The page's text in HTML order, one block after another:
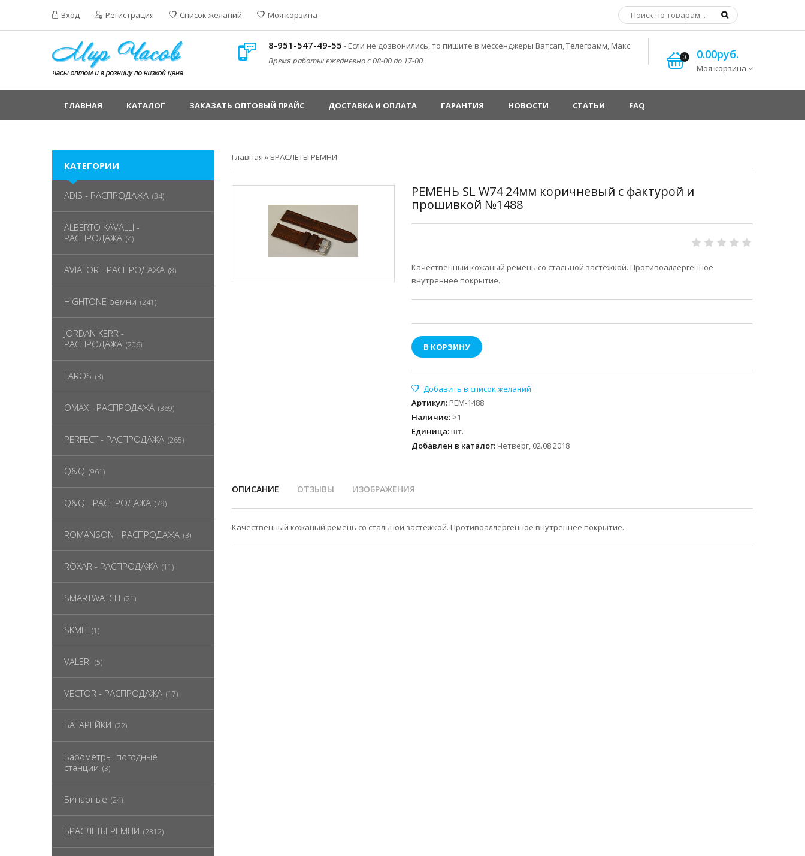
Вход Регистрация Список желаний Моя корзина
8-951-547-49-55 - Если не дозвонились, то пишите в мессенджеры Ватсап, Телеграмм, Макс
Время работы: ежедневно с 08-00 до 17-00
0 0.00руб.
Моя корзина
ГЛАВНАЯ КАТАЛОГ ЗАКАЗАТЬ ОПТОВЫЙ ПРАЙС ДОСТАВКА И ОПЛАТА ГАРАНТИЯ НОВОСТИ СТАТЬИ FAQ
Главная » БРАСЛЕТЫ РЕМНИ
РЕМЕНЬ SL W74 24мм коричневый с фактурой и
прошивкой №1488
Качественный кожаный ремень со стальной застёжкой. Противоаллергенное
внутреннее покрытие.
В КОРЗИНУ
Артикул: РЕМ-1488
Наличие: >1
Единица: шт.
Добавлен в каталог: Четверг, 02.08.2018
ОПИСАНИЕ ОТЗЫВЫ ИЗОБРАЖЕНИЯ
Качественный кожаный ремень со стальной застёжкой. Противоаллергенное внутреннее покрытие.
КАТЕГОРИИ
ADIS - РАСПРОДАЖА (34)
ALBERTO KAVALLI -
РАСПРОДАЖА (4)
AVIATOR - РАСПРОДАЖА (8)
HIGHTONE ремни (241)
JORDAN KERR -
РАСПРОДАЖА (206)
LAROS (3)
OMAX - РАСПРОДАЖА (369)
PERFECT - РАСПРОДАЖА (265)
Q&Q (961)
Q&Q - РАСПРОДАЖА (79)
ROMANSON - РАСПРОДАЖА (3)
ROXAR - РАСПРОДАЖА (11)
SMARTWATCH (21)
SKMEI (1)
VALERI (5)
VECTOR - РАСПРОДАЖА (17)
БАТАРЕЙКИ (22)
Барометры, погодные
станции (3)
Бинарные (24)
БРАСЛЕТЫ РЕМНИ (2312)